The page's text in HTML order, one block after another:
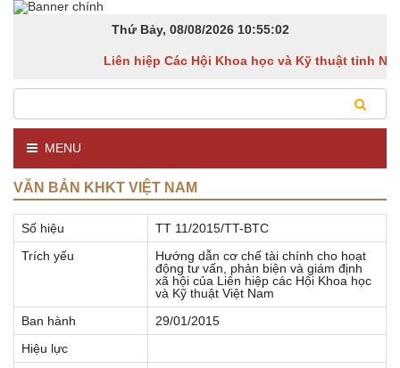
Thứ Bảy, 08/08/2026 10:55:02
Liên hiệp Các Hội Khoa học và Kỹ thuật tỉnh
MENU
VĂN BẢN KHKT VIỆT NAM
Số hiệu
TT 11/2015/TT-BTC
Trích yếu
Hướng dẫn cơ chế tài chính cho hoạt
động tư vấn, phản biện và giám định
xã hội của Liên hiệp các Hội Khoa học
và Kỹ thuật Việt Nam
Ban hành
29/01/2015
Hiệu lực